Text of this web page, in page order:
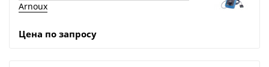
Arnoux
Цена по запросу